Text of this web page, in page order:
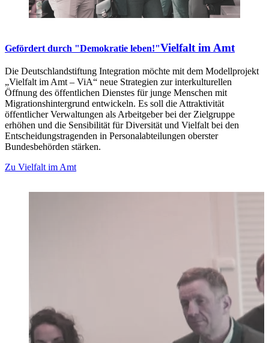
Gefördert durch "Demokratie leben!"Vielfalt im Amt
Die Deutschlandstiftung Integration möchte mit dem Modellprojekt
„Vielfalt im Amt – ViA“ neue Strategien zur interkulturellen
Öffnung des öffentlichen Dienstes für junge Menschen mit
Migrationshintergrund entwickeln. Es soll die Attraktivität
öffentlicher Verwaltungen als Arbeitgeber bei der Zielgruppe
erhöhen und die Sensibilität für Diversität und Vielfalt bei den
Entscheidungstragenden in Personalabteilungen oberster
Bundesbehörden stärken.
Zu Vielfalt im Amt